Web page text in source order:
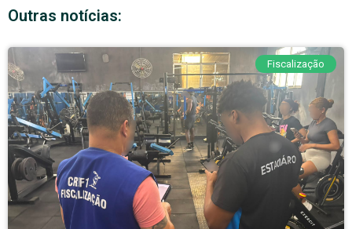
Outras notícias:
Fiscalização